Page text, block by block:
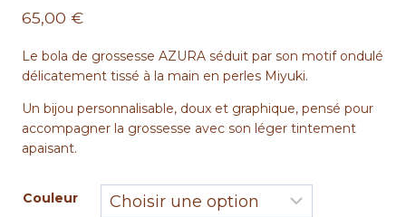
65,00 €
Le bola de grossesse AZURA séduit par son motif ondulé
délicatement tissé à la main en perles Miyuki.
Un bijou personnalisable, doux et graphique, pensé pour
accompagner la grossesse avec son léger tintement
apaisant.
Couleur